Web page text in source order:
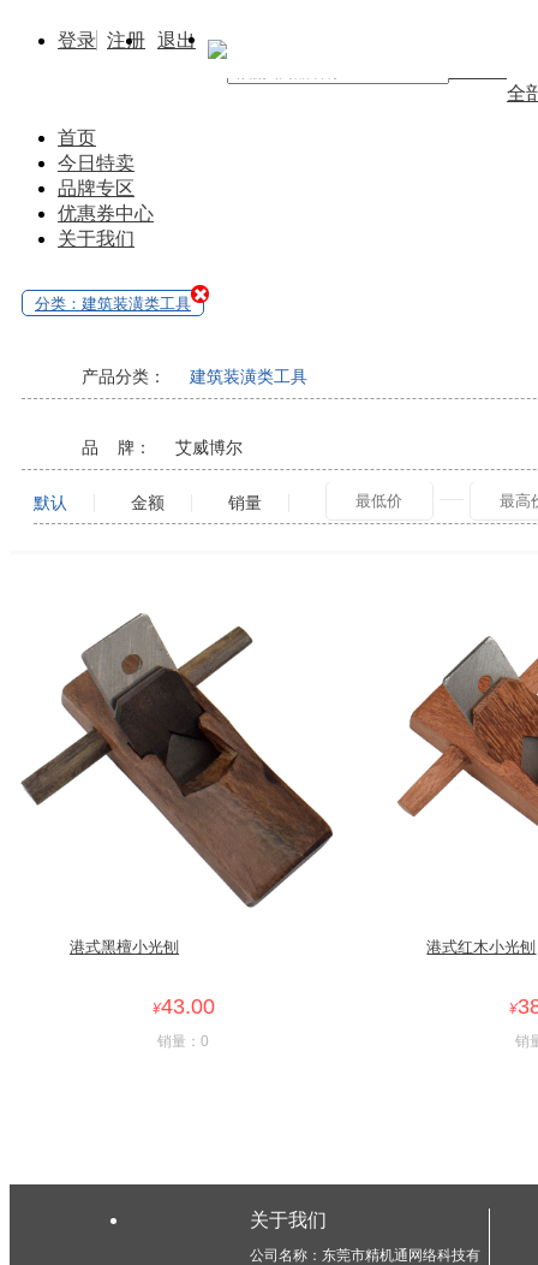
登录 注册 退出
全
首页
今日特卖
品牌专区
优惠券中心
关于我们
分类：建筑装潢类工具
产品分类： 建筑装潢类工具
品 牌： 艾威博尔
默认 金额 销量
港式黑檀小光刨
¥43.00
销量：0
港式红木小光刨
¥
销
关于我们
公司名称：东莞市精机通网络科技有